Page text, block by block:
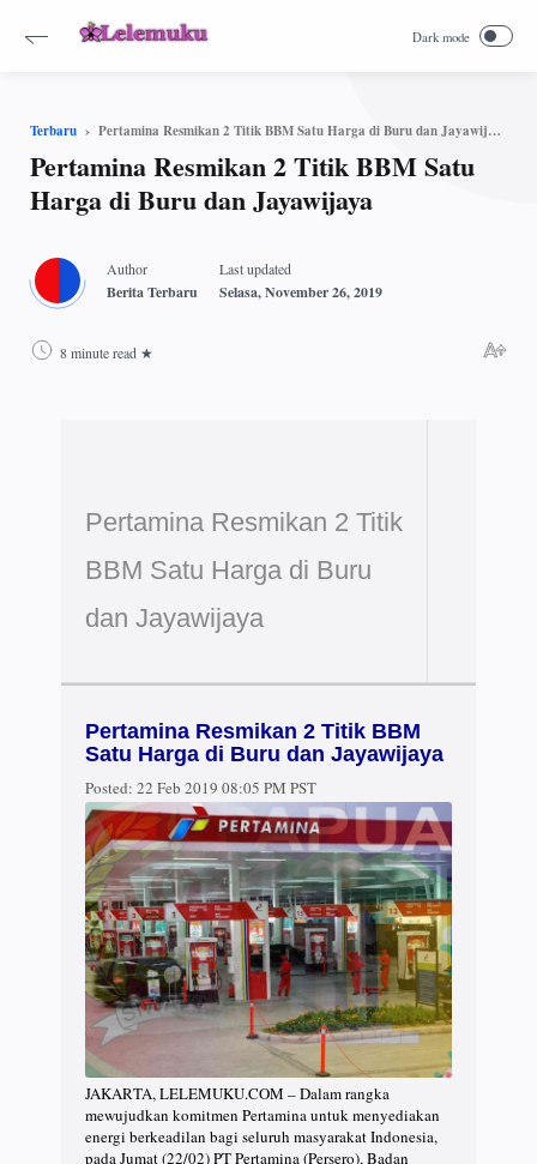
Terbaru Pertamina Resmikan 2 Titik BBM Satu Harga di Buru dan Jayawijaya
Pertamina Resmikan 2 Titik BBM Satu
Harga di Buru dan Jayawijaya
8 minute read
Pertamina Resmikan 2 Titik
BBM Satu Harga di Buru
dan Jayawijaya
Pertamina Resmikan 2 Titik BBM
Satu Harga di Buru dan Jayawijaya
Posted: 22 Feb 2019 08:05 PM PST
JAKARTA, LELEMUKU.COM – Dalam rangka
mewujudkan komitmen Pertamina untuk menyediakan
energi berkeadilan bagi seluruh masyarakat Indonesia,
pada Jumat (22/02) PT Pertamina (Persero), Badan